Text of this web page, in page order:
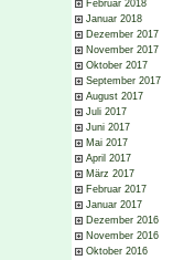
Februar 2018
Januar 2018
Dezember 2017
November 2017
Oktober 2017
September 2017
August 2017
Juli 2017
Juni 2017
Mai 2017
April 2017
März 2017
Februar 2017
Januar 2017
Dezember 2016
November 2016
Oktober 2016